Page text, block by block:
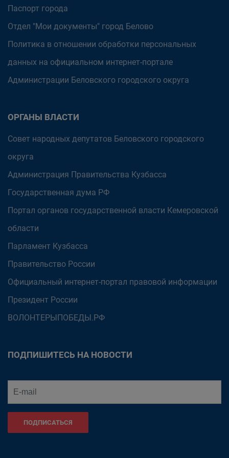
Паспорт города
Отдел "Мои документы" город Белово
Политика в отношении обработки персональных
данных на официальном интернет-портале
Администрации Беловского городского округа
ОРГАНЫ ВЛАСТИ
Совет народных депутатов Беловского городского
округа
Администрация Правительства Кузбасса
Государственная дума РФ
Портал органов государственной власти Кемеровской
области
Парламент Кузбасса
Правительство России
Официальный интернет-портал правовой информации
Президент России
ВОЛОНТЕРЫПОБЕДЫ.РФ
ПОДПИШИТЕСЬ НА НОВОСТИ
ПОДПИСАТЬСЯ